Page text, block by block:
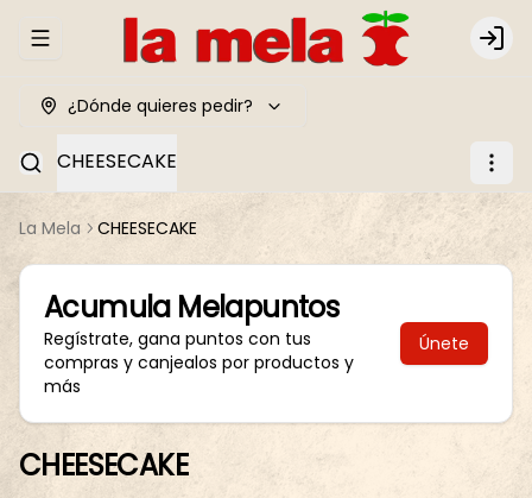
Abrir menu de navegación Login
¿Dónde quieres pedir?
CHEESECAKE
La Mela CHEESECAKE
Acumula Melapuntos
Regístrate, gana puntos con tus
compras y canjealos por productos y
más
Únete
CHEESECAKE